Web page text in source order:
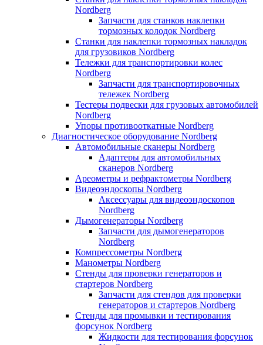
Nordberg
Запчасти для станков наклепки
тормозных колодок Nordberg
Станки для наклепки тормозных накладок
для грузовиков Nordberg
Тележки для транспортировки колес
Nordberg
Запчасти для транспортировочных
тележек Nordberg
Тестеры подвески для грузовых автомобилей
Nordberg
Упоры противооткатные Nordberg
Диагностическое оборудование Nordberg
Автомобильные сканеры Nordberg
Адаптеры для автомобильных
сканеров Nordberg
Ареометры и рефрактометры Nordberg
Видеоэндоскопы Nordberg
Аксессуары для видеоэндоскопов
Nordberg
Дымогенераторы Nordberg
Запчасти для дымогенераторов
Nordberg
Компрессометры Nordberg
Манометры Nordberg
Стенды для проверки генераторов и
стартеров Nordberg
Запчасти для стендов для проверки
генераторов и стартеров Nordberg
Стенды для промывки и тестирования
форсунок Nordberg
Жидкости для тестирования форсунок